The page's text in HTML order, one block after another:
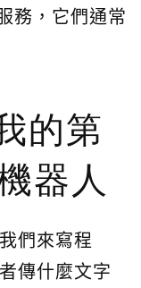
務，它們通常
的第
器人
們來寫程
傳什麼文字